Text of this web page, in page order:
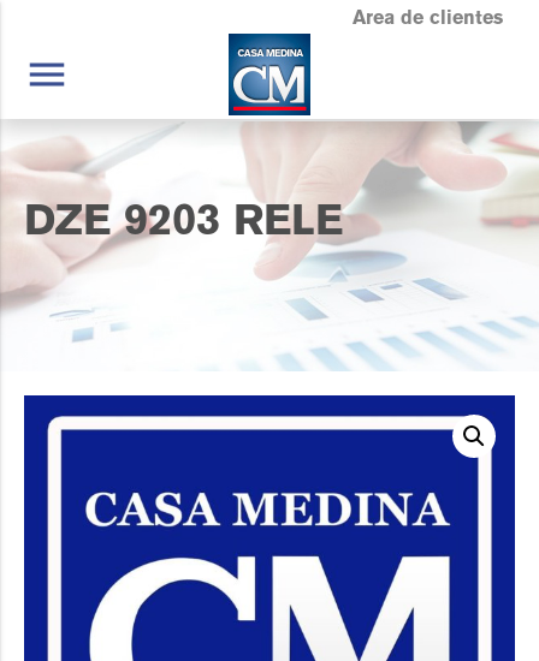
Area de clientes
menu
DZE 9203 RELE